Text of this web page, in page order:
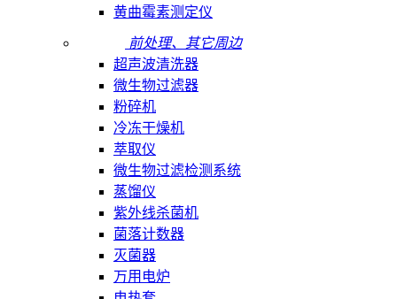
黄曲霉素测定仪
前处理、其它周边
超声波清洗器
微生物过滤器
粉碎机
冷冻干燥机
萃取仪
微生物过滤检测系统
蒸馏仪
紫外线杀菌机
菌落计数器
灭菌器
万用电炉